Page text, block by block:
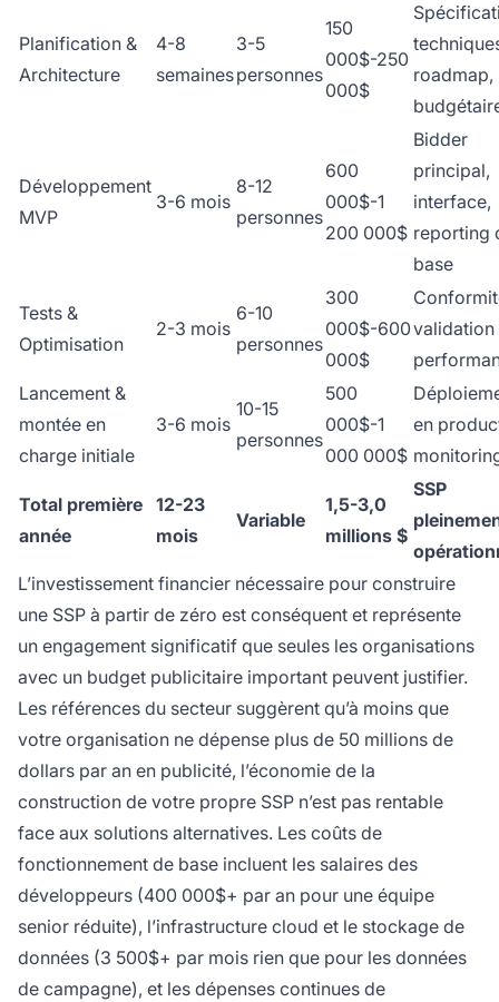
Planification &
Architecture
4-8
semaines
3-5
personnes
150
000$-250
000$
roadmap,
Développement
MVP
3-6 mois
8-12
personnes
600
000$-1
200 000$
Bidder
principal,
interface,
reporting
base
Tests &
Optimisation
2-3 mois
6-10
personnes
300
000$-600
000$
validation
Lancement &
montée en
charge initiale
3-6 mois
10-15
personnes
500
000$-1
000 000$
en
Total première
année
12-23
mois
Variable
1,5-3,0
millions $
SSP
L’investissement financier nécessaire pour construire
une SSP à partir de zéro est conséquent et représente
un engagement significatif que seules les organisations
avec un budget publicitaire important peuvent justifier.
Les références du secteur suggèrent qu’à moins que
votre organisation ne dépense plus de 50 millions de
dollars par an en publicité, l’économie de la
construction de votre propre SSP n’est pas rentable
face aux solutions alternatives. Les coûts de
fonctionnement de base incluent les salaires des
développeurs (400 000$+ par an pour une équipe
senior réduite), l’infrastructure cloud et le stockage de
données (3 500$+ par mois rien que pour les données
de campagne), et les dépenses continues de